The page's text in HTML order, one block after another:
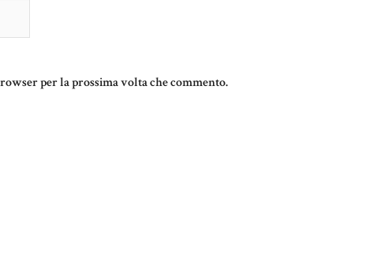
per la prossima volta che commento.